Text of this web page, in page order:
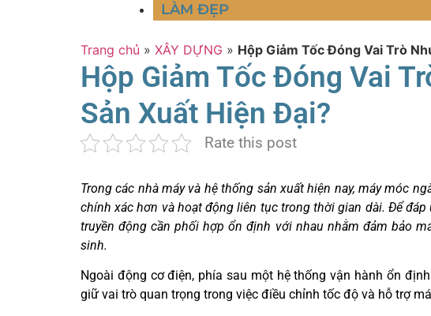
LÀM ĐẸP
Trang chủ » XÂY DỰNG » Hộp Giảm Tốc Đóng Vai Trò
Hộp Giảm Tốc Đóng Vai
Sản Xuất Hiện Đại?
Rate this post
Trong các nhà máy và hệ thống sản xuất hiện nay, máy móc
chính xác hơn và hoạt động liên tục trong thời gian dài. Để
truyền động cần phối hợp ổn định với nhau nhằm đảm bảo
sinh.
Ngoài động cơ điện, phía sau một hệ thống vận hành ổn
giữ vai trò quan trọng trong việc điều chỉnh tốc độ và hỗ trợ